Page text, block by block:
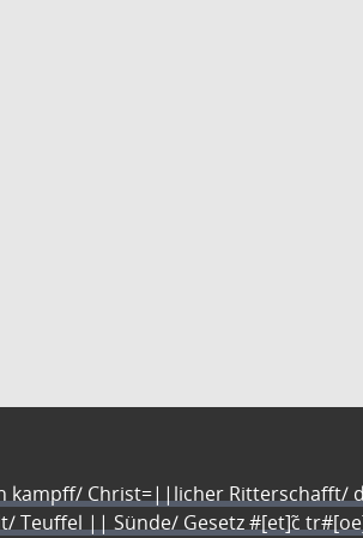
kampff/ Christ=||licher Ritterschafft/
Teuffel || Sünde/ Gesetz #[et]c̃